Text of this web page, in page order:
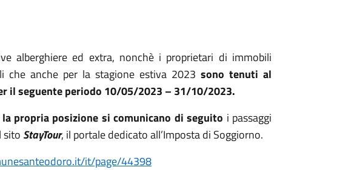
alberghiere ed extra, nonchè i proprietari di immobili
che anche per la stagione estiva 2023 sono tenuti al
il seguente periodo 10/05/2023 – 31/10/2023.
propria posizione si comunicano di seguito i passaggi
sito StayTour, il portale dedicato all’Imposta di Soggiorno.
it/page/44398